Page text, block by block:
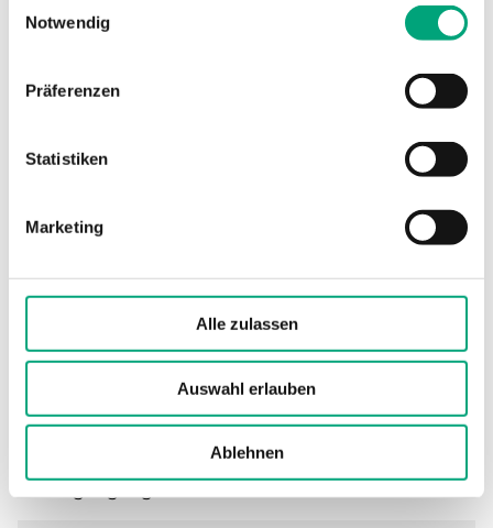
Notwendig
Präferenzen
Statistiken
Marketing
Alle zulassen
Auswahl erlauben
Ablehnen
%, 50/60 Hz, 16
Lagertemperatur -40...+50°C
Umgebungsfeuchte
Max. 90% RH,
kondensierend
einstellbar